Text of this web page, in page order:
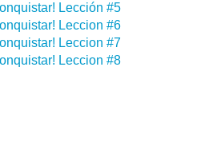
Lección #5
Leccion #6
Leccion #7
Leccion #8